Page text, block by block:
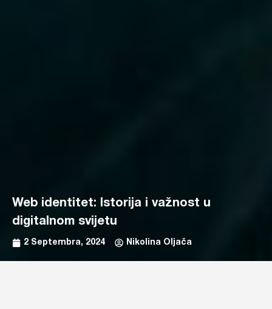
Web identitet: Istorija i važnost u
digitalnom svijetu
2 Septembra, 2024 Nikolina Oljača